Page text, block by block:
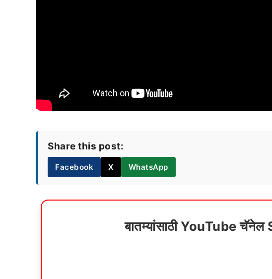
Share this post:
Facebook X WhatsApp
बातम्यांसाठी YouTube